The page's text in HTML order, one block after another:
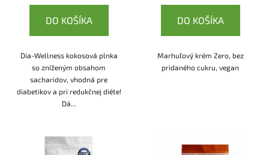
DO KOŠÍKA
Dia-Wellness kokosová plnka
so zníženým obsahom
sacharidov, vhodná pre
diabetikov a pri redukčnej diéte!
Dá...
DO KOŠÍKA
Marhuľový krém Zero, bez
pridaného cukru, vegan